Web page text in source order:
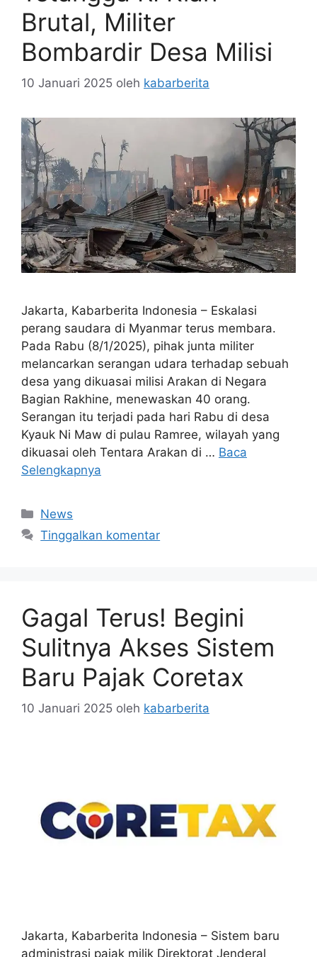
Brutal, Militer
Bombardir Desa Milisi
10 Januari 2025 oleh kabarberita
Jakarta, Kabarberita Indonesia – Eskalasi
perang saudara di Myanmar terus membara.
Pada Rabu (8/1/2025), pihak junta militer
melancarkan serangan udara terhadap sebuah
desa yang dikuasai milisi Arakan di Negara
Bagian Rakhine, menewaskan 40 orang.
Serangan itu terjadi pada hari Rabu di desa
Kyauk Ni Maw di pulau Ramree, wilayah yang
dikuasai oleh Tentara Arakan di … Baca
Selengkapnya
Kategori
News
Tinggalkan komentar
Gagal Terus! Begini
Sulitnya Akses Sistem
Baru Pajak Coretax
10 Januari 2025 oleh kabarberita
Jakarta, Kabarberita Indonesia – Sistem baru
administrasi pajak milik Direktorat Jenderal